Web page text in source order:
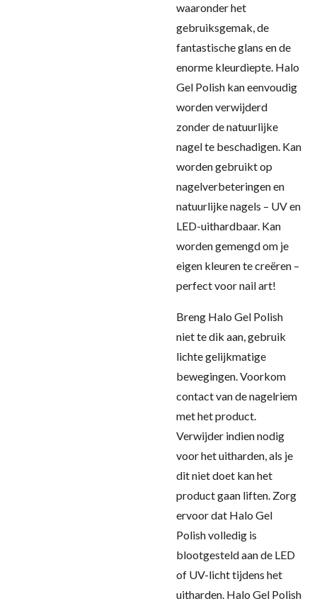
waaronder het
gebruiksgemak, de
fantastische glans en de
enorme kleurdiepte. Halo
Gel Polish kan eenvoudig
worden verwijderd
zonder de natuurlijke
nagel te beschadigen. Kan
worden gebruikt op
nagelverbeteringen en
natuurlijke nagels – UV en
LED-uithardbaar. Kan
worden gemengd om je
eigen kleuren te creëren –
perfect voor nail art!
Breng Halo Gel Polish
niet te dik aan, gebruik
lichte gelijkmatige
bewegingen. Voorkom
contact van de nagelriem
met het product.
Verwijder indien nodig
voor het uitharden, als je
dit niet doet kan het
product gaan liften. Zorg
ervoor dat Halo Gel
Polish volledig is
blootgesteld aan de LED
of UV-licht tijdens het
uitharden. Halo Gel Polish